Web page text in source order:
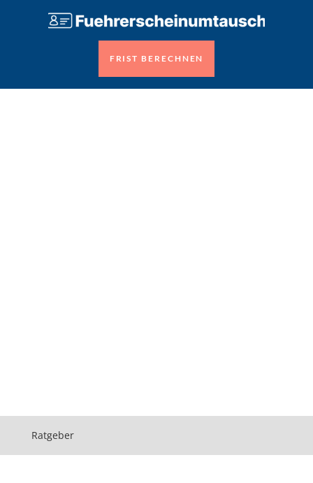
FRIST BERECHNEN
Ratgeber